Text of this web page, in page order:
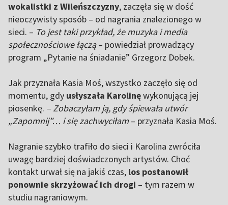
wokalistki z Wileńszczyzny, zaczęła się w dość
nieoczywisty sposób – od nagrania znalezionego w
sieci. – To jest taki przykład, że muzyka i media
społecznościowe łączą– powiedział prowadzący
program „Pytanie na śniadanie” Grzegorz Dobek.
Jak przyznała Kasia Moś, wszystko zaczęło się od
momentu, gdy usłyszała Karolinęwykonującą jej
piosenkę. – Zobaczyłam ją, gdy śpiewała utwór
„Zapomnij”… i się zachwyciłam – przyznała Kasia Moś.
Nagranie szybko trafiło do sieci i Karolina zwróciła
uwagę bardziej doświadczonych artystów. Choć
kontakt urwał się na jakiś czas, los postanowił
ponownie skrzyżować ich drogi – tym razem w
studiu nagraniowym.